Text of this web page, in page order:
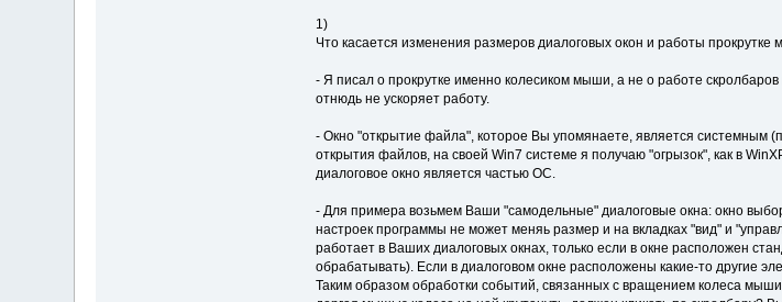
1)
Что касается изменения размеров диалоговых окон и работы прокрутке
- Я писал о прокрутке именно колесиком мыши, а не о работе
отнюдь не ускоряет работу.
- Окно "открытие файла", которое Вы упомянаете, является системным
открытия файлов, на своей Win7 системе я получаю "огрызок", как в
диалоговое окно является частью ОС.
- Для примера возьмем Ваши "самодельные" диалоговые окна: окно
настроек программы не может меняь размер и на вкладках "вид" и
работает в Ваших диалоговых окнах, только если в окне расположен
обрабатывать). Если в диалоговом окне расположены какие-то другие
Таким образом обработки событий, связанных с вращением колеса